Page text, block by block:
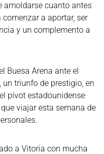
amoldarse cuanto antes
a aportar, ser
y un complemento a
Buesa Arena ante el
un triunfo de prestigio, en
pívot estadounidense
viajar esta semana de
a Vitoria con mucha